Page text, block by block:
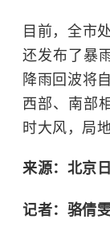
目前，全市
还发布了暴
降雨回波将
西部、南部
时大风，局
来源：北京
记者：骆倩